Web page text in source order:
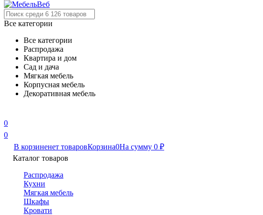
Все категории
Все категории
Распродажа
Квартира и дом
Сад и дача
Мягкая мебель
Корпусная мебель
Декоративная мебель
0
0
В корзиненет товаровКорзина0На сумму 0 ₽
Каталог товаров
Распродажа
Кухни
Мягкая мебель
Шкафы
Кровати